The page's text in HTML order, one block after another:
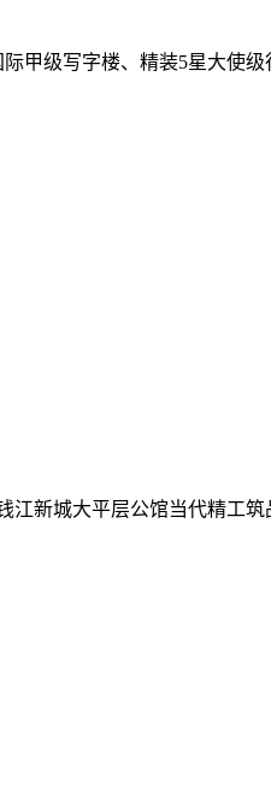
级写字楼、精装5星大使级
新城大平层公馆当代精工